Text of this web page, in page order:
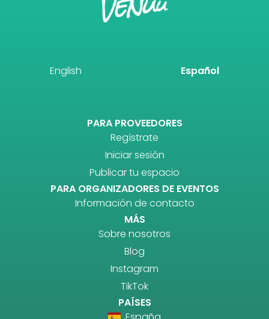
English Español
PARA PROVEEDORES
Regístrate
Iniciar sesión
Publicar tu espacio
PARA ORGANIZADORES DE EVENTOS
Información de contacto
MÁS
Sobre nosotros
Blog
Instagram
TikTok
PAÍSES